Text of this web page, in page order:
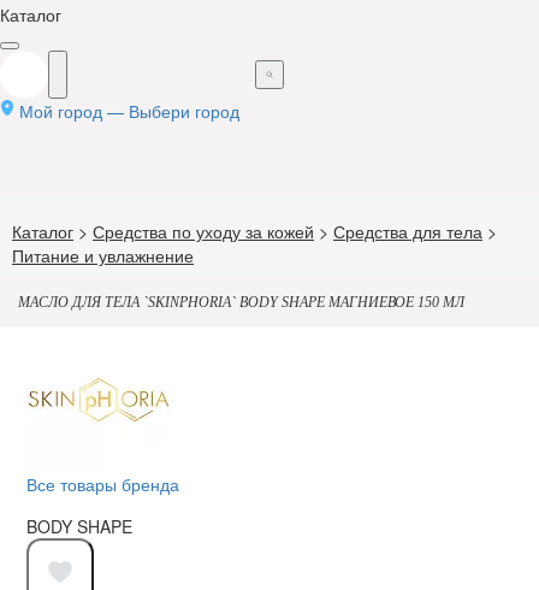
Каталог
Мой город — Выбери город
Каталог > Средства по уходу за кожей > Средства для тела >
Питание и увлажнение
МАСЛО ДЛЯ ТЕЛА `SKINPHORIA` BODY SHAPE МАГНИЕВОЕ 150 МЛ
Все товары бренда
BODY SHAPE